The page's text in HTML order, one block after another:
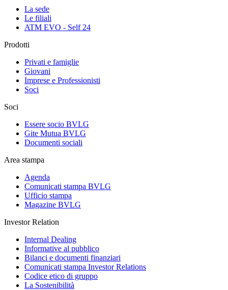
La sede
Le filiali
ATM EVO - Self 24
Prodotti
Privati e famiglie
Giovani
Imprese e Professionisti
Soci
Soci
Essere socio BVLG
Gite Mutua BVLG
Documenti sociali
Area stampa
Agenda
Comunicati stampa BVLG
Ufficio stampa
Magazine BVLG
Investor Relation
Internal Dealing
Informative al pubblico
Bilanci e documenti finanziari
Comunicati stampa Investor Relations
Codice etico di gruppo
La Sostenibilità